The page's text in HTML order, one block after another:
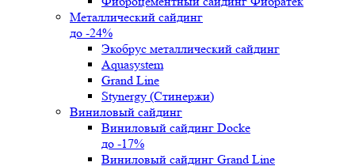
Металлический сайдинг
до -24%
Экобрус металлический сайдинг
Aquasystem
Grand Line
Stynergy (Стинержи)
Виниловый сайдинг
Виниловый сайдинг Docke
до -17%
Виниловый сайдинг Grand Line